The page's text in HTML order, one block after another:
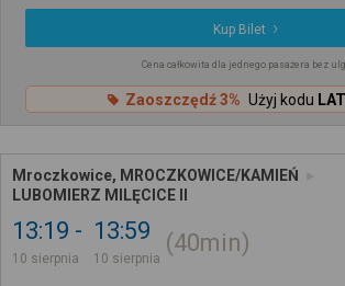
Kup Bilet
Cena całkowita dla jednego pasażera bez
Zaoszczędź 3% Użyj kodu
Mroczkowice, MROCZKOWICE/KAMIEŃ
LUBOMIERZ MILĘCICE II
13:19
10 sierpnia
13:59
10 sierpnia
40min